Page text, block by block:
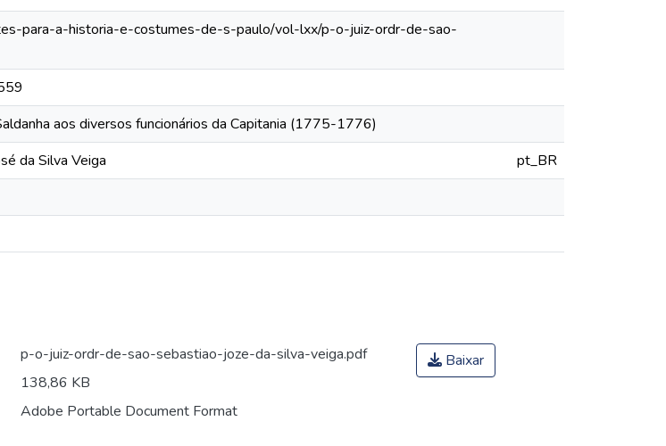
para-a-historia-e-costumes-de-s-paulo/vol-lxx/p-o-juiz-ordr-de-sao-
aos diversos funcionários da Capitania (1775-1776)
da Silva Veiga
pt_BR
p-o-juiz-ordr-de-sao-sebastiao-joze-da-silva-veiga.pdf
138,86 KB
Adobe Portable Document Format
Baixar